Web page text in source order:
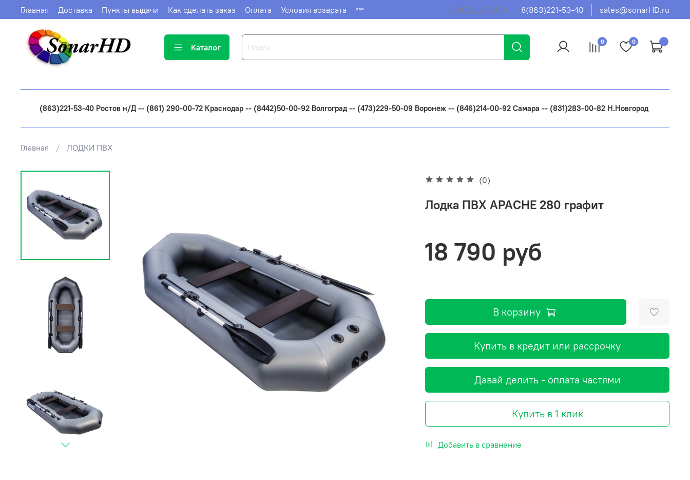
Главная Доставка Пункты выдачи Как сделать заказ Оплата Условия возврата с 9:00 до 19:00 8(863)221-53-40 sales@sonarHD.ru
Каталог
0 0
(863)221-53-40 Ростов н/Д -- (861) 290-00-72 Краснодар -- (8442)50-00-92 Волгоград -- (473)229-50-09 Воронеж -- (846)214-00-92 Самара -- (831)283-00-82 Н.Новгород
Главная ЛОДКИ ПВХ
(0)
Лодка ПВХ APACHE 280 графит
18 790 руб
В корзину
Купить в кредит или рассрочку
Давай делить - оплата частями
Купить в 1 клик
Добавить в сравнение